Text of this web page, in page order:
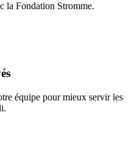
la Fondation Stromme.
équipe pour mieux servir les